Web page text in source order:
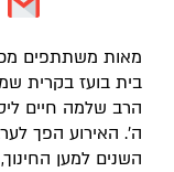
מאות משתתפים
בית בועז בקרית
הרב שלמה חיים
ה'. האירוע הפך
השנים למען